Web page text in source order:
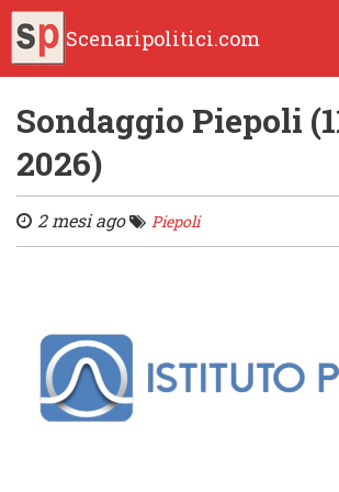
Scenaripolitici.com
Sondaggio Piepoli
2026)
2 mesi ago Piepoli